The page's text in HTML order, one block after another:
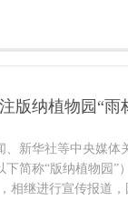
版纳植物园“雨
、新华社等中央媒体
简称“版纳植物园”
相继进行宣传报道